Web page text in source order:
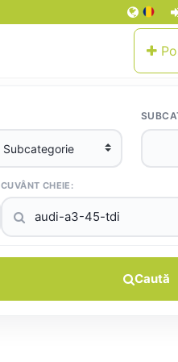
CUVÂNT CHEIE:
Caută